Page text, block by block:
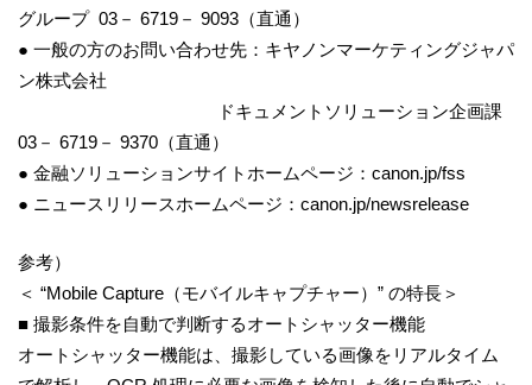
グループ 03－ 6719－ 9093（直通）
● 一般の方のお問い合わせ先：キヤノンマーケティングジャパ
ン株式会社
ドキュメントソリューション企画課
03－ 6719－ 9370（直通）
● 金融ソリューションサイトホームページ：canon.jp/fss
● ニュースリリースホームページ：canon.jp/newsrelease
参考）
＜ “Mobile Capture（モバイルキャプチャー）” の特長＞
■ 撮影条件を自動で判断するオートシャッター機能
オートシャッター機能は、撮影している画像をリアルタイム